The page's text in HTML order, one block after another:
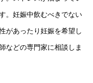
。妊娠中飲むべきでない
があったり妊娠を希望し
などの専門家に相談しま